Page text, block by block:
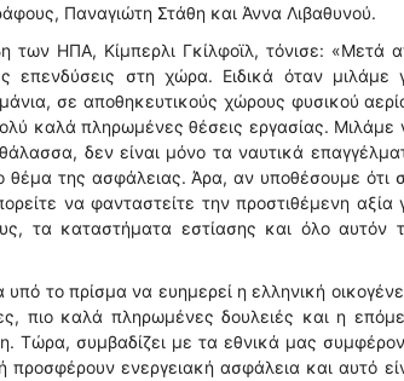
Παναγιώτη Στάθη και Άννα Λιβαθυνού.
ΗΠΑ, Κίμπερλι Γκίλφοϊλ, τόνισε: «Μετά
επενδύσεις στη χώρα. Ειδικά όταν μιλάμε
σε αποθηκευτικούς χώρους φυσικού
καλά πληρωμένες θέσεις εργασίας. Μιλάμε
δεν είναι μόνο τα ναυτικά
θέμα της ασφάλειας. Άρα, αν υποθέσουμε ότι
να φανταστείτε την προστιθέμενη αξία
τα καταστήματα εστίασης και όλο αυτόν
το πρίσμα να ευημερεί η ελληνική
πιο καλά πληρωμένες δουλειές και η
Τώρα, συμβαδίζει με τα εθνικά μας
ενεργειακή ασφάλεια και αυτό